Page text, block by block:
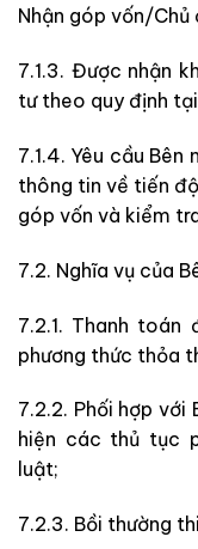
Nhận góp vốn/Chủ
7.1.3. Được nhận
tư theo quy định
7.1.4. Yêu cầu
thông tin về tiến
góp vốn và kiểm
7.2. Nghĩa vụ của
7.2.1. Thanh
phương thức thỏa
7.2.2. Phối hợp
hiện các thủ tục
luật;
7.2.3. Bồi thường